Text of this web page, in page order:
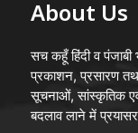
About Us
सच कहूँ हिंदी व पंजाबी
प्रकाशन, प्रसारण
सूचनाओं, सांस्कृतिक
बदलाव लाने में